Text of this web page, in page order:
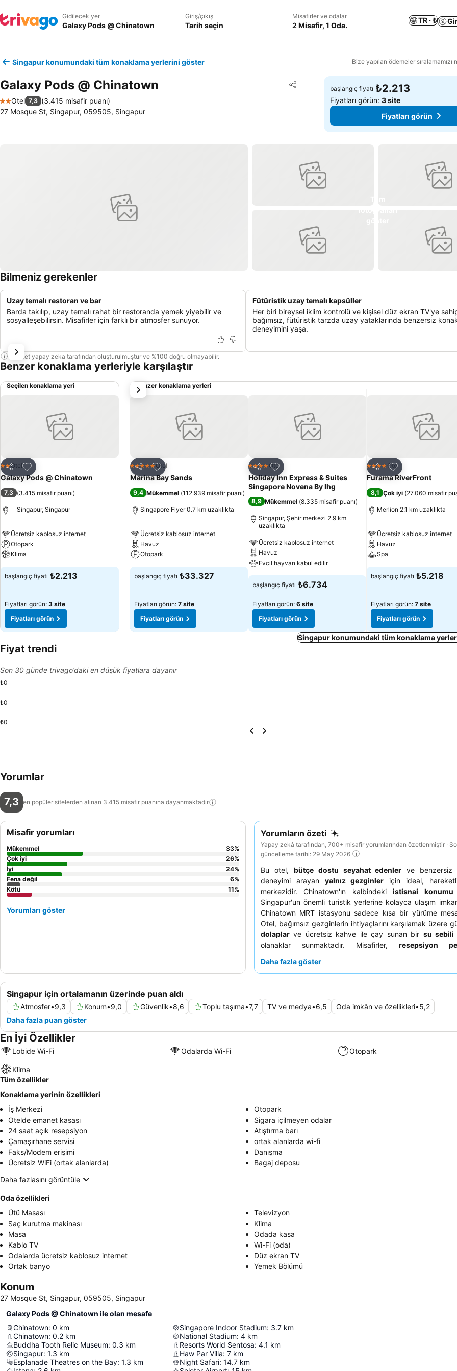
Gidilecek yer Giriş/çıkış
Tarih seçin
Misafirler ve odalar
2 Misafir, 1 Oda.
TR · ₺
Singapur konumundaki tüm konaklama yerlerini göster Bize yapılan ödemeler sıralamamızı
Galaxy Pods @ Chinatown Paylaş
Favorilerime ekle
2 Yıldız
Otel 7,3 (3.415 misafir puanı)
27 Mosque St, Singapur, 059505, Singapur
başlangıç fiyatı ₺2.213
Fiyatları görün:3 site
Fiyatları görün
Bilmeniz gerekenler
Uzay temalı restoran ve bar
Barda takılıp, uzay temalı rahat bir restoranda yemek yiyebilir ve
sosyalleşebilirsin. Misafirler için farklı bir atmosfer sunuyor.
Fütüristik uzay temalı kapsüller
Her biri bireysel iklim kontrolü ve kişisel düz ekran TV'ye
bağımsız, fütüristik tarzda uzay yataklarında benzersiz
deneyimini yaşa.
Bu özet yapay zeka tarafından oluşturulmuştur ve %100 doğru olmayabilir.
Benzer konaklama yerleriyle karşılaştır
Seçilen konaklama yeri
Paylaş
Favorilerime ekle
2 Yıldız
Otel
Galaxy Pods @ Chinatown
7,3 (3.415 misafir puanı)
Singapur, Singapur
Ücretsiz kablosuz internet
Otopark
Klima
başlangıç fiyatı ₺2.213
Fiyatları görün: 3 site
Fiyatları görün
Benzer konaklama yerleri
Paylaş
Favorilerime ekle
5 Yıldız Otel
Marina Bay Sands
9,4 Mükemmel (112.939 misafir puanı)
Singapore Flyer 0.7 km uzaklıkta
Ücretsiz kablosuz internet
Havuz
Otopark
başlangıç fiyatı ₺33.327
Fiyatları görün: 7 site
Fiyatları görün
Paylaş
Favorilerime ekle
4 Yıldız Otel
Holiday Inn Express & Suites
Singapore Novena By Ihg
8,9 Mükemmel (8.335 misafir puanı)
Singapur, Şehir merkezi 2.9 km
uzaklıkta
Ücretsiz kablosuz internet
Havuz
Evcil hayvan kabul edilir
başlangıç fiyatı ₺6.734
Fiyatları görün: 6 site
Fiyatları görün
Paylaş
Favorilerime ekle
4 Yıldız Otel
Furama RiverFront
8,1 Çok iyi (27.060 misafir
Merlion 2.1 km uzaklıkta
Ücretsiz kablosuz internet
Havuz
Spa
başlangıç fiyatı ₺5.218
Fiyatları görün: 7 site
Fiyatları görün
sonraki
Singapur konumundaki tüm konaklama
Fiyat trendi
Son 30 günde trivago’daki en düşük fiyatlara dayanır
₺0
₺0
₺0
Yorumlar
7,3 en popüler sitelerden alınan 3.415 misafir puanına dayanmaktadır
Yorumların özeti
Yapay zekâ tarafından, 700+ misafir yorumlarından özetlenmiştir ·
güncelleme tarihi: 29 May 2026
Bu otel, bütçe dostu seyahat edenler ve benzersiz
deneyimi arayan yalnız gezginler için ideal,
merkezidir. Chinatown'ın kalbindekiistisnai konumu
Singapur'un önemli turistik yerlerine kolayca ulaşım
Chinatown MRT istasyonu sadece kısa bir yürüme
Otel, bağımsız gezginlerin ihtiyaçlarını karşılamak üzere
dolaplar ve ücretsiz kahve ile çay sunan bir su sebili
olanaklar sunmaktadır. Misafirler, resepsiyon
kahvaltı seçenekleri yeterli olsa da, otel
alanlardan uzakta bir kapsül talep etmeyi düşünebilirsiniz.
Daha fazla göster
Singapur için ortalamanın üzerinde puan aldı
Atmosfer•9,3 Konum•9,0 Güvenlik•8,6 Toplu taşıma•7,7 TV ve medya•6,5 Oda imkân ve özellikleri•5,2
Daha fazla puan göster
Misafir yorumları
Mükemmel 33%
Çok iyi
26%
İyi
24%
Fena değil
6%
Kötü
11%
Yorumları göster
En İyi Özellikler
Lobide Wi-Fi Odalarda Wi-Fi Otopark
Klima
Tüm özellikler
Konaklama yerinin özellikleri
İş Merkezi
Otopark
Otelde emanet kasası
Sigara içilmeyen odalar
24 saat açık resepsiyon
Atıştırma barı
Çamaşırhane servisi
ortak alanlarda wi-fi
Faks/Modem erişimi
Danışma
Ücretsiz WiFi (ortak alanlarda)
Bagaj deposu
Daha fazlasını görüntüle
Oda özellikleri
Ütü Masası
Televizyon
Saç kurutma makinası
Klima
Masa
Odada kasa
Kablo TV
Wi-Fi (oda)
Odalarda ücretsiz kablosuz internet
Düz ekran TV
Ortak banyo
Yemek Bölümü
Konum
27 Mosque St, Singapur, 059505, Singapur
Galaxy Pods @ Chinatown ile olan mesafe
Chinatown: 0 km
Chinatown: 0.2 km
Buddha Tooth Relic Museum: 0.3 km
Singapur: 1.3 km
Esplanade Theatres on the Bay: 1.3 km
Singapore Indoor Stadium: 3.7 km
National Stadium: 4 km
Resorts World Sentosa: 4.1 km
Haw Par Villa: 7 km
Night Safari: 14.7 km